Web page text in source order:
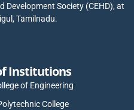
Society (CEHD), at
Tamilnadu.
Institutions
of Engineering
College